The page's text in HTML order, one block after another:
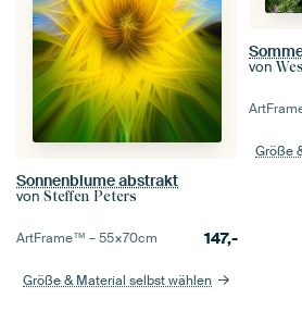
Sonnenblume abstrakt
von Steffen Peters
ArtFrame™ –55×70cm 147,-
Größe & Material selbst wählen
von
Größe